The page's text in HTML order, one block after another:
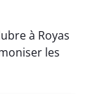
à Royas
les